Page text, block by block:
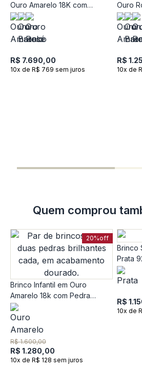
Ouro Amarelo 18K com
Peridoto e Topázio Incolor
R$ 7.690,00
10x de R$ 769 sem juros
Ouro
R$
10x de
Quem comprou
20%off
Brinco Infantil em Ouro
Amarelo 18k com Pedra
Incolor - 2,2mm
R$ 1.600,00
R$ 1.280,00
10x de R$ 128 sem juros
Brinco
Prata
R$
10x de